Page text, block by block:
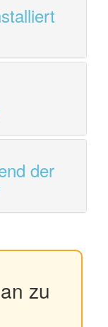
der
zu